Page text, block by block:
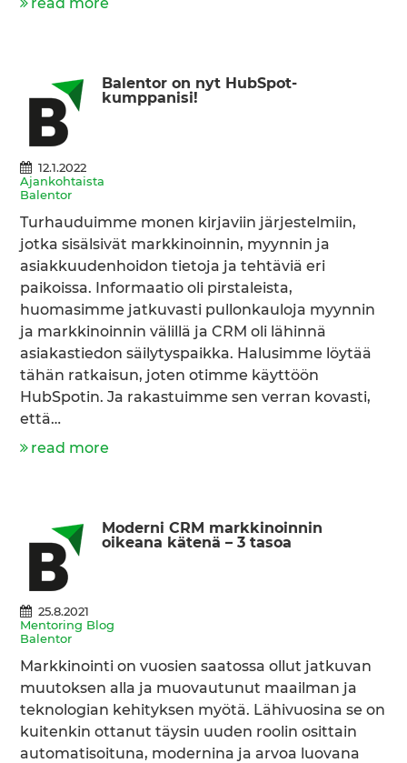
read more
Balentor on nyt HubSpot-
kumppanisi!
12.1.2022
Ajankohtaista
Balentor
Turhauduimme monen kirjaviin järjestelmiin,
jotka sisälsivät markkinoinnin, myynnin ja
asiakkuudenhoidon tietoja ja tehtäviä eri
paikoissa. Informaatio oli pirstaleista,
huomasimme jatkuvasti pullonkauloja myynnin
ja markkinoinnin välillä ja CRM oli lähinnä
asiakastiedon säilytyspaikka. Halusimme löytää
tähän ratkaisun, joten otimme käyttöön
HubSpotin. Ja rakastuimme sen verran kovasti,
että…
read more
Moderni CRM markkinoinnin
oikeana kätenä – 3 tasoa
25.8.2021
Mentoring Blog
Balentor
Markkinointi on vuosien saatossa ollut jatkuvan
muutoksen alla ja muovautunut maailman ja
teknologian kehityksen myötä. Lähivuosina se on
kuitenkin ottanut täysin uuden roolin osittain
automatisoituna, modernina ja arvoa luovana